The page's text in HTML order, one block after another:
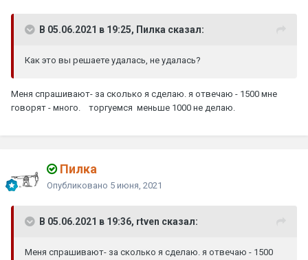
В 05.06.2021 в 19:25, Пилка сказал:
Как это вы решаете удалась, не удалась?
Меня спрашивают- за сколько я сделаю. я отвечаю - 1500 мне
говорят - много. торгуемся меньше 1000 не делаю.
Пилка
Опубликовано 5 июня, 2021
В 05.06.2021 в 19:36, rtven сказал:
Меня спрашивают- за сколько я сделаю. я отвечаю - 1500